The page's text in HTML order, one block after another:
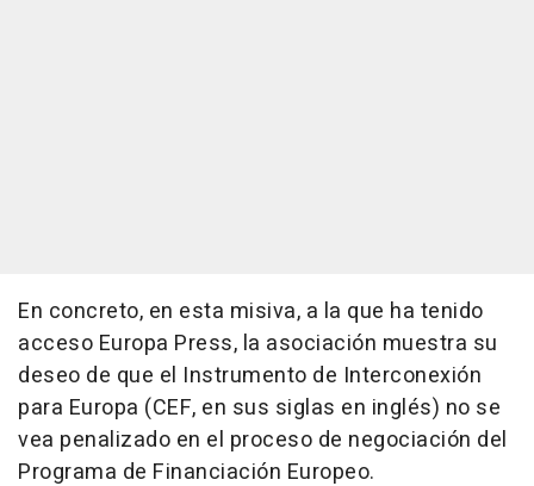
En concreto, en esta misiva, a la que ha tenido
acceso Europa Press, la asociación muestra su
deseo de que el Instrumento de Interconexión
para Europa (CEF, en sus siglas en inglés) no se
vea penalizado en el proceso de negociación del
Programa de Financiación Europeo.